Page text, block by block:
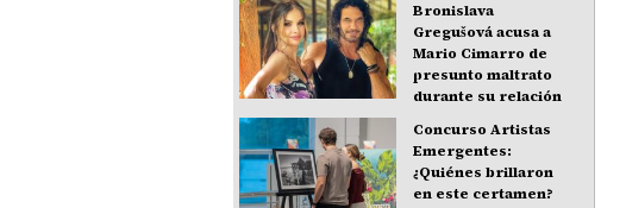
Bronislava
Gregušová acusa a
Mario Cimarro de
presunto maltrato
durante su relación
Concurso Artistas
Emergentes:
¿Quiénes brillaron
en este certamen?